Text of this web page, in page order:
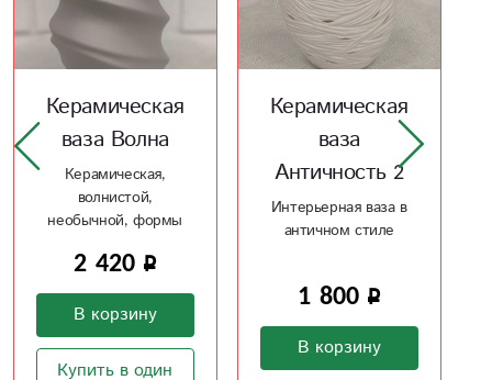
Керамическая
ваза
Античность 2
Интерьерная ваза в
античном стиле
1 800
В корзину
Керамическая
ваза Тор
Интересное решение
Купить в один